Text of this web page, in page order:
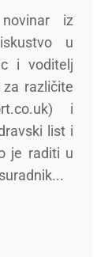
iz
u
i voditelj
različite
i
list i
je raditi u